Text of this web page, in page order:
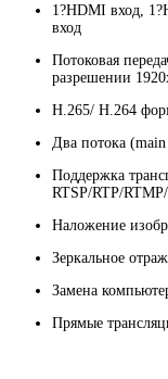
1?HDMI вход,
вход
Потоковая
разрешении
H.265/ H.264
Два потока (main
Поддержка
RTSP/RTP/
Наложение
Зеркальное
Замена
Прямые